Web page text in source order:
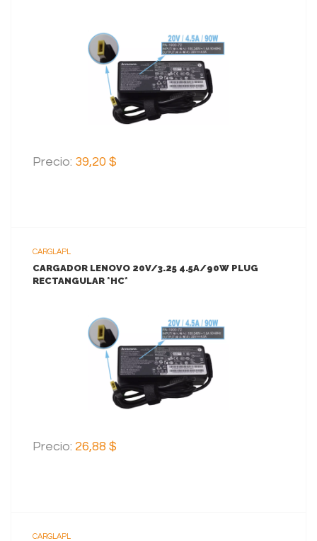
AGREGAR AL CARRITO
Precio: 39,20 $
CARGLAPL
CARGADOR LENOVO 20V/3.25 4.5A/90W PLUG
RECTANGULAR *HC*
AGREGAR AL CARRITO
Precio: 26,88 $
CARGLAPL